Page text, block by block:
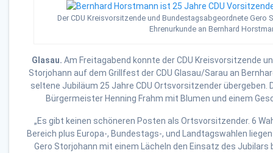
Der CDU Kreisvorsitzende und Bundestagsabgeordnete Gero
Ehrenurkunde an Bernhard
Glasau. Am Freitagabend konnte der CDU Kreisvorsitzende
Storjohann auf dem Grillfest der CDU Glasau/Sarau an
seltene Jubiläum 25 Jahre CDU Ortsvorsitzender übergeben.
Bürgermeister Henning Frahm mit Blumen und einem
„Es gibt keinen schöneren Posten als Ortsvorsitzender. 6
Bereich plus Europa-, Bundestags-, und Landtagswahlen
Gero Storjohann mit einem Lächeln den Einsatz des Jubilars